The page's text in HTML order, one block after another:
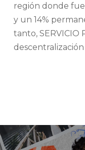
región donde
y un 14%
tanto, SERVICIO